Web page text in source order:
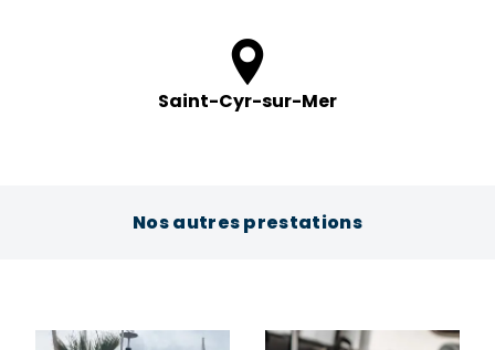
Saint-Cyr-sur-Mer
Nos autres prestations